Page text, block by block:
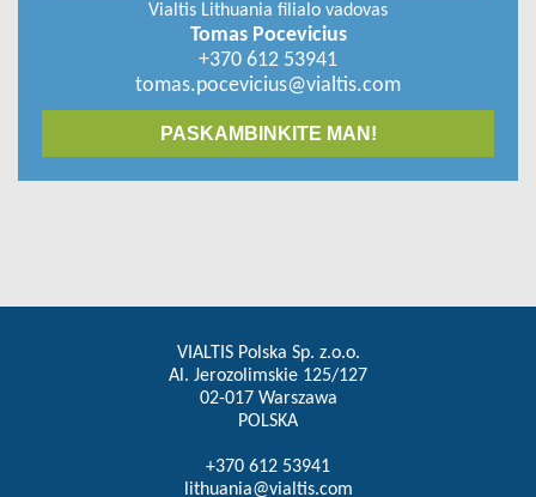
Vialtis Lithuania filialo vadovas
Tomas Pocevicius
+370 612 53941
tomas.pocevicius@vialtis.com
PASKAMBINKITE MAN!
VIALTIS Polska Sp. z.o.o.
Al. Jerozolimskie 125/127
02-017 Warszawa
POLSKA
+370 612 53941
lithuania@vialtis.com